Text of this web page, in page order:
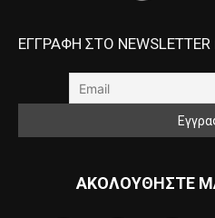
ΕΓΓΡΑΦΗ ΣΤΟ
ΑΚΟΛΟΥΘΗΣΤΕ